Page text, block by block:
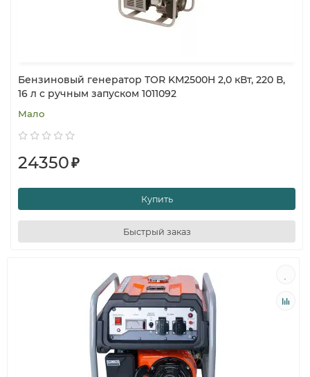
Бензиновый генератор TOR KM2500H 2,0 кВт, 220 В,
16 л с ручным запуском 1011092
Мало
24350₽
Купить
Быстрый заказ